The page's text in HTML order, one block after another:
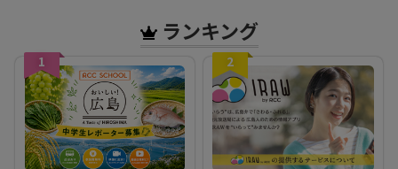
ランキング
1 2